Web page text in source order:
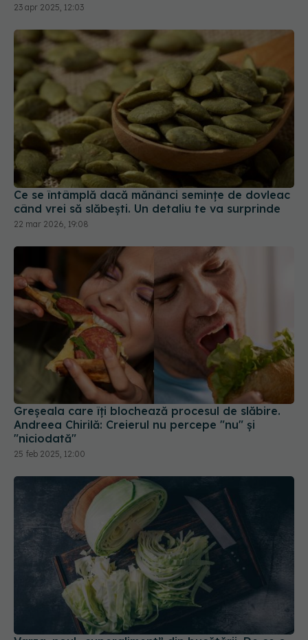
23 apr 2025, 12:03
Ce se întâmplă dacă mănânci semințe de dovleac
când vrei să slăbești. Un detaliu te va surprinde
22 mar 2026, 19:08
Greșeala care îți blochează procesul de slăbire.
Andreea Chirilă: Creierul nu percepe "nu" și
"niciodată"
25 feb 2025, 12:00